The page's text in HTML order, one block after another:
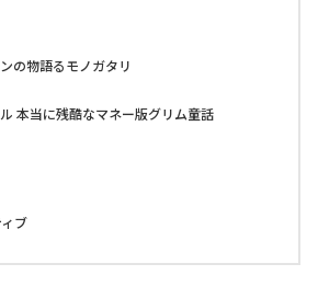
ンの物語るモノガタリ
本当に残酷なマネー版グリム童話
ブ